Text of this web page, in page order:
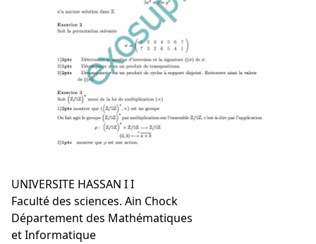
UNIVERSITE HASSAN I I
Faculté des sciences. Ain Chock
Département des Mathématiques
et Informatique